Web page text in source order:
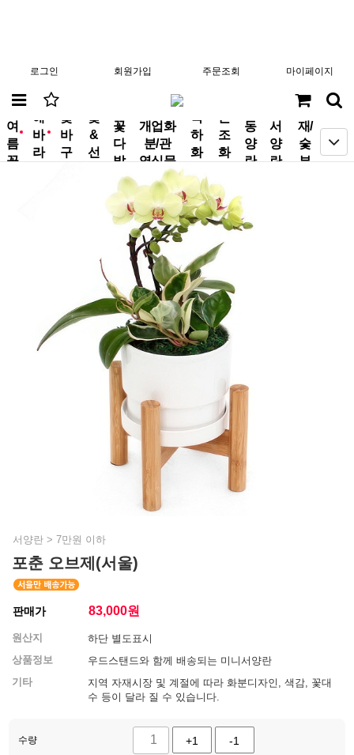
로그인 회원가입 주문조회 마이페이지
new
여
름
꽃
new
해
바
라
꽃
바
구
꽃
&
선
꽃
다
발
개업화
분/관
엽식물
축
하
화
근
조
화
동
양
란
서
양
란
분
재/
숯
부
서양란 > 7만원 이하
포춘 오브제(서울)
판매가 83,000원
원산지
하단 별도표시
상품정보
우드스탠드와 함께 배송되는 미니서양란
기타
지역 자재시장 및 계절에 따라 화분디자인, 색감, 꽃대
수 등이 달라 질 수 있습니다.
수량 +1 -1